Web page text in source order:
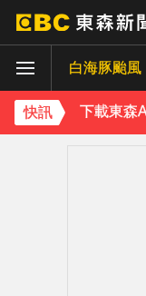
白海豚颱風
快訊
下載東森